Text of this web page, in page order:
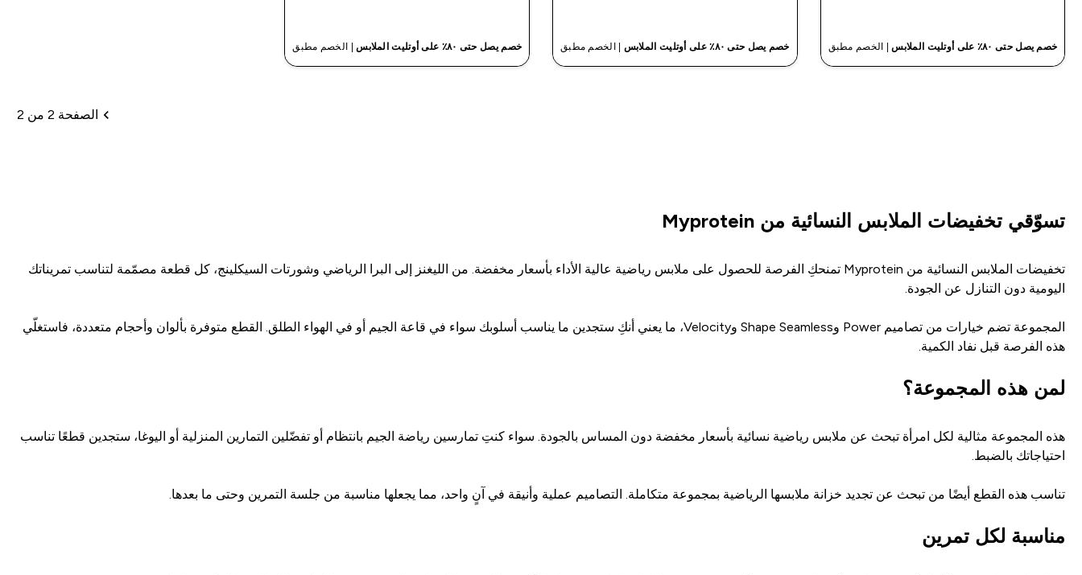
خصم يصل حتى ٨٠٪ على أوتليت الملابس | الخصم مطبق خصم يصل حتى ٨٠٪ على أوتليت الملابس | الخصم مطبق خصم يصل حتى ٨٠٪ على أوتليت الملابس | الخصم مطبق
ترقيم الصفحات
الصفحة 2 من 2
تسوّقي تخفيضات الملابس النسائية من Myprotein
تخفيضات الملابس النسائية من Myprotein تمنحكِ الفرصة للحصول على ملابس رياضية عالية الأداء بأسعار مخفضة. من الليغنز إلى البرا الرياضي وشورتات السيكلينج، كل قطعة مصمّمة لتناسب تمريناتك
اليومية دون التنازل عن الجودة.
المجموعة تضم خيارات من تصاميم Power وShape Seamless وVelocity، ما يعني أنكِ ستجدين ما يناسب أسلوبك سواء في قاعة الجيم أو في الهواء الطلق. القطع متوفرة بألوان وأحجام متعددة، فاستغلّي
هذه الفرصة قبل نفاد الكمية.
لمن هذه المجموعة؟
هذه المجموعة مثالية لكل امرأة تبحث عن ملابس رياضية نسائية بأسعار مخفضة دون المساس بالجودة. سواء كنتِ تمارسين رياضة الجيم بانتظام أو تفضّلين التمارين المنزلية أو اليوغا، ستجدين قطعًا تناسب
احتياجاتك بالضبط.
تناسب هذه القطع أيضًا من تبحث عن تجديد خزانة ملابسها الرياضية بمجموعة متكاملة. التصاميم عملية وأنيقة في آنٍ واحد، مما يجعلها مناسبة من جلسة التمرين وحتى ما بعدها.
مناسبة لكل تمرين